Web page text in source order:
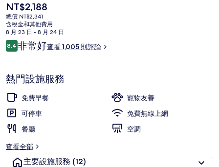
目
前
的
價
格
是
NT$2,188
總價 NT$2,341
含稅金和其他費用
8 月 23 日 - 8 月 24 日
評
論
8.48.4 分，滿分 10 分，
非常好查看 1,005 則評論
熱門設施服務
免費早餐
寵物友善
可停車
免費無線上網
餐廳
空調
查看全部
主要設施服務 (12)